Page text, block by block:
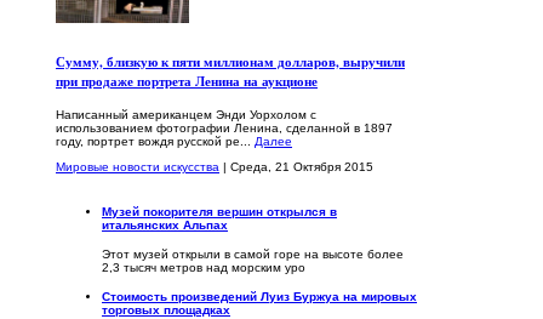
Сумму, близкую к пяти миллионам долларов, выручили
при продаже портрета Ленина на аукционе
Написанный американцем Энди Уорхолом с
использованием фотографии Ленина, сделанной в 1897
году, портрет вождя русской ре... Далее
Мировые новости искусства | Среда, 21 Октября 2015
Музей покорителя вершин открылся в
итальянских Альпах
Этот музей открыли в самой горе на высоте более
2,3 тысяч метров над морским уро
Стоимость произведений Луиз Буржуа на мировых
торговых площадках